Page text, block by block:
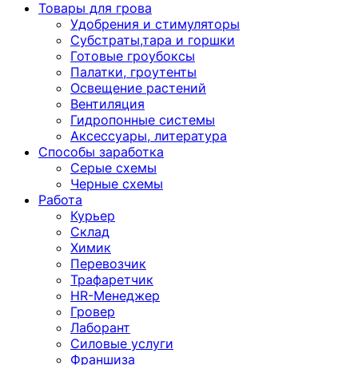
Товары для грова
Удобрения и стимуляторы
Субстраты,тара и горшки
Готовые гроубоксы
Палатки, гроутенты
Освещение растений
Вентиляция
Гидропонные системы
Аксессуары, литература
Способы заработка
Серые схемы
Черные схемы
Работа
Курьер
Склад
Химик
Перевозчик
Трафаретчик
HR-Менеджер
Гровер
Лаборант
Силовые услуги
Франшиза